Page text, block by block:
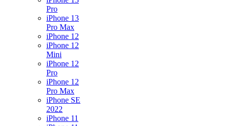
Pro
iPhone 13
Pro Max
iPhone 12
iPhone 12
Mini
iPhone 12
Pro
iPhone 12
Pro Max
iPhone SE
2022
iPhone 11